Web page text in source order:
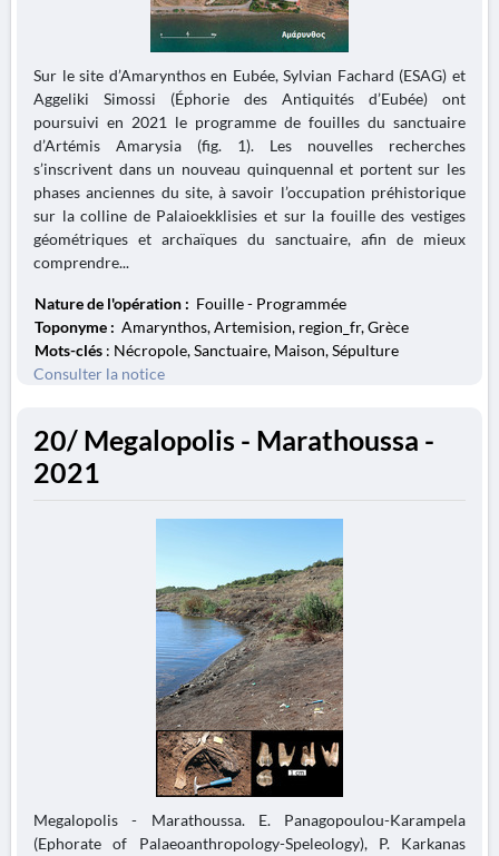
Sur le site d’Amarynthos en Eubée, Sylvian Fachard (ESAG) et
Aggeliki Simossi (Éphorie des Antiquités d’Eubée) ont
poursuivi en 2021 le programme de fouilles du sanctuaire
d’Artémis Amarysia (fig. 1). Les nouvelles recherches
s’inscrivent dans un nouveau quinquennal et portent sur les
phases anciennes du site, à savoir l’occupation préhistorique
sur la colline de Palaioekklisies et sur la fouille des vestiges
géométriques et archaïques du sanctuaire, afin de mieux
comprendre...
Nature de l'opération : Fouille - Programmée
Toponyme : Amarynthos, Artemision, region_fr, Grèce
Mots-clés : Nécropole, Sanctuaire, Maison, Sépulture
Consulter la notice
20/ Megalopolis - Marathoussa -
2021
Megalopolis - Marathoussa. E. Panagopoulou-Karampela
(Ephorate of Palaeoanthropology-Speleology), P. Karkanas